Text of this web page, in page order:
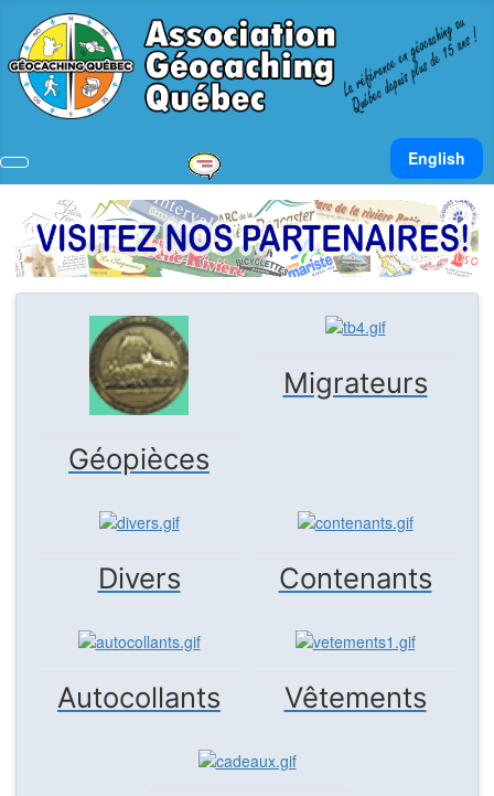
Sélectionnez
English
Géopièces
Migrateurs
Divers Contenants
Autocollants Vêtements